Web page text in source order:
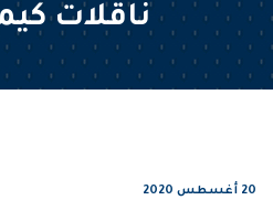
ناقلات
20 أغسطس 2020